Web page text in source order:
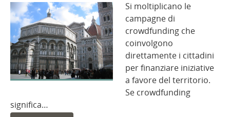
Si moltiplicano le
campagne di
crowdfunding che
coinvolgono
direttamente i cittadini
per finanziare iniziative
a favore del territorio.
Se crowdfunding
significa…